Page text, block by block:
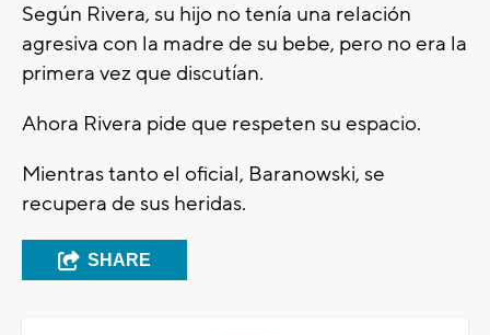
Según Rivera, su hijo no tenía una relación
agresiva con la madre de su bebe, pero no era la
primera vez que discutían.
Ahora Rivera pide que respeten su espacio.
Mientras tanto el oficial, Baranowski, se
recupera de sus heridas.
SHARE